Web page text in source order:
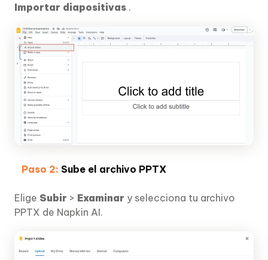
Importar diapositivas .
Paso 2: Sube el archivo PPTX
Elige Subir > Examinar y selecciona tu archivo
PPTX de Napkin AI.